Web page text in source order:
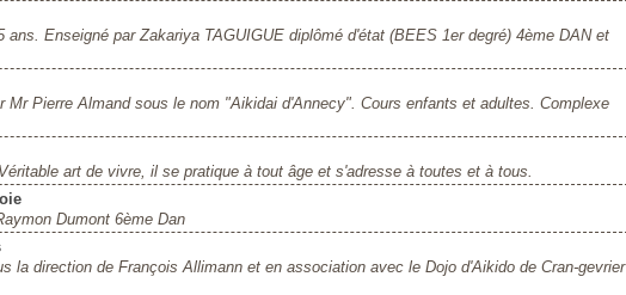
Enseigné par Zakariya TAGUIGUE diplômé d'état (BEES 1er degré) 4ème DAN et
Mr Pierre Almand sous le nom "Aikidai d'Annecy". Cours enfants et adultes. Complexe
art de vivre, il se pratique à tout âge et s'adresse à toutes et à tous.
Dumont 6ème Dan
la direction de François Allimann et en association avec le Dojo d'Aikido de Cran-gevrier